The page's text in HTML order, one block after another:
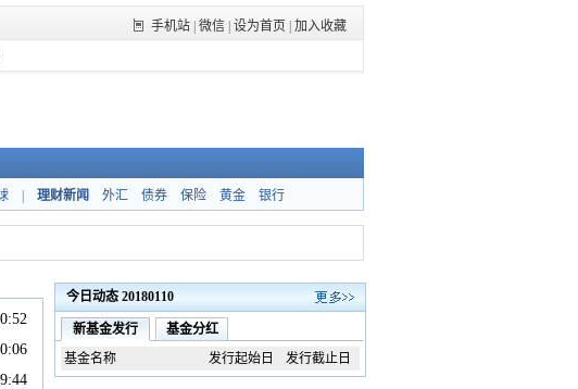
手机站 微信 设为首页
加入收藏
理财新闻 外汇 债券 保险 黄金 银行
今日动态 20180110
新基金发行
基金分红
基金名称
发行起始日 发行截止日